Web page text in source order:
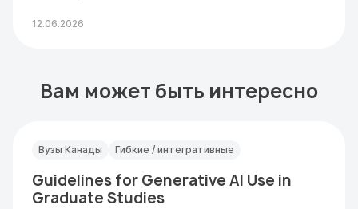
12.06.2026
Вам может быть интересно
Вузы Канады Гибкие / интегративные
Guidelines for Generative AI Use in
Graduate Studies